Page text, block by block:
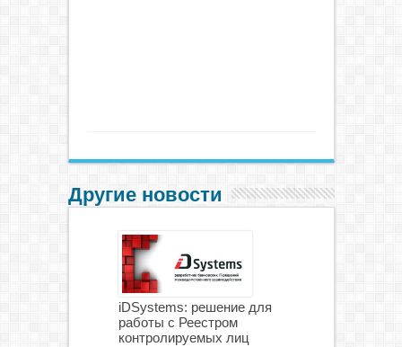
Другие новости
iDSystems: решение для
работы с Реестром
контролируемых лиц